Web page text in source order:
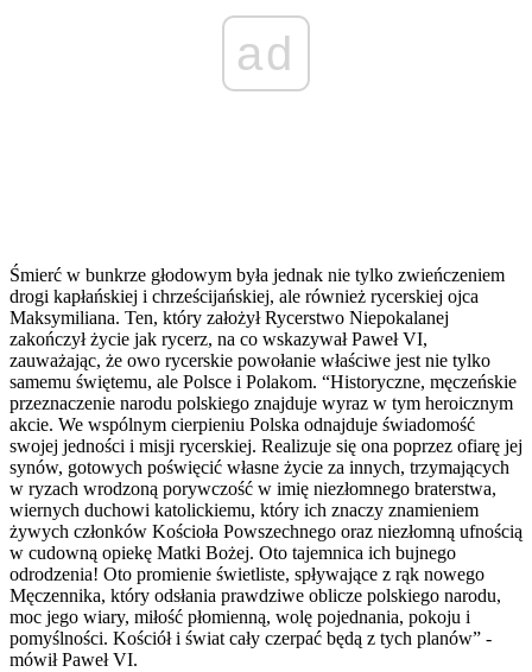
ad
Śmierć w bunkrze głodowym była jednak nie tylko zwieńczeniem
drogi kapłańskiej i chrześcijańskiej, ale również rycerskiej ojca
Maksymiliana. Ten, który założył Rycerstwo Niepokalanej
zakończył życie jak rycerz, na co wskazywał Paweł VI,
zauważając, że owo rycerskie powołanie właściwe jest nie tylko
samemu świętemu, ale Polsce i Polakom. “Historyczne, męczeńskie
przeznaczenie narodu polskiego znajduje wyraz w tym heroicznym
akcie. We wspólnym cierpieniu Polska odnajduje świadomość
swojej jedności i misji rycerskiej. Realizuje się ona poprzez ofiarę jej
synów, gotowych poświęcić własne życie za innych, trzymających
w ryzach wrodzoną porywczość w imię niezłomnego braterstwa,
wiernych duchowi katolickiemu, który ich znaczy znamieniem
żywych członków Kościoła Powszechnego oraz niezłomną ufnością
w cudowną opiekę Matki Bożej. Oto tajemnica ich bujnego
odrodzenia! Oto promienie świetliste, spływające z rąk nowego
Męczennika, który odsłania prawdziwe oblicze polskiego narodu,
moc jego wiary, miłość płomienną, wolę pojednania, pokoju i
pomyślności. Kościół i świat cały czerpać będą z tych planów” -
mówił Paweł VI.